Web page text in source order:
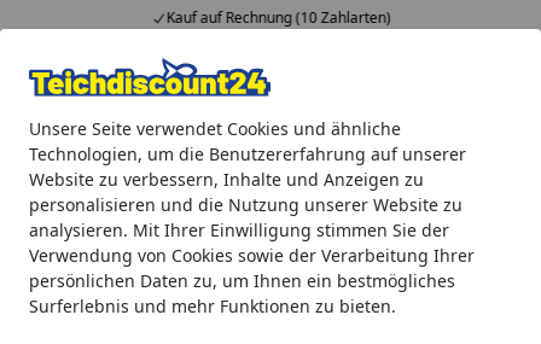
Unsere Seite verwendet Cookies und ähnliche
Technologien, um die Benutzererfahrung auf unserer
Website zu verbessern, Inhalte und Anzeigen zu
personalisieren und die Nutzung unserer Website zu
analysieren. Mit Ihrer Einwilligung stimmen Sie der
Verwendung von Cookies sowie der Verarbeitung Ihrer
persönlichen Daten zu, um Ihnen ein bestmögliches
Surferlebnis und mehr Funktionen zu bieten.
Kauf auf Rechnung (10 Zahlarten)
Alle Produkte
Mein Konto
Suchen
Startseite
Oase Ersatzschwamm Set blau für BioTec 12 / 40000 / 90000
Oase Ersatzschwamm Set blau für
BioTec 12 / 40000 / 90000